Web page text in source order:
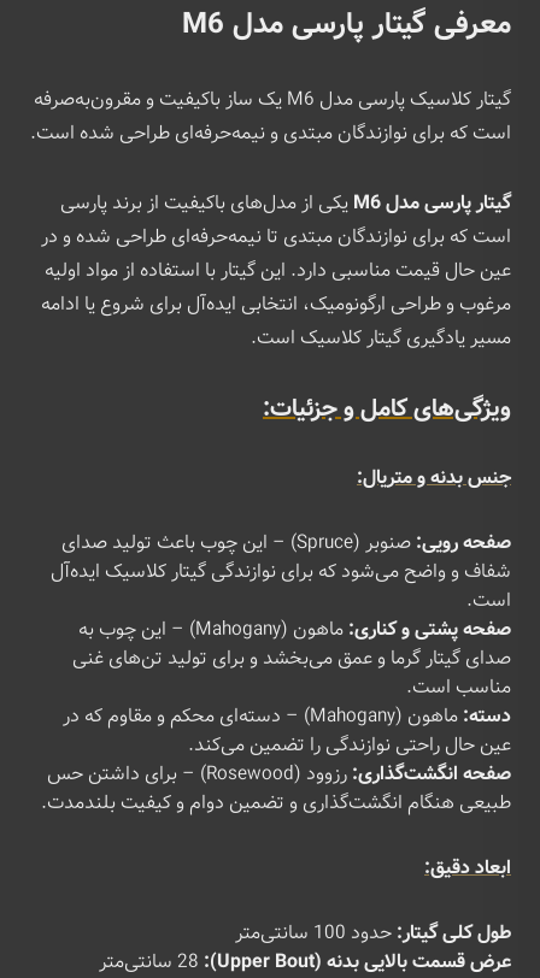
معرفی گیتار پارسی مدل M6
گیتار کلاسیک پارسی مدل M6 یک ساز باکیفیت و مقرون‌به‌صرفه
است که برای نوازندگان مبتدی و نیمه‌حرفه‌ای طراحی شده است.
گیتار پارسی مدل M6
یکی از مدل‌های باکیفیت از برند پارسی
است که برای نوازندگان مبتدی تا نیمه‌حرفه‌ای طراحی شده و در
عین حال قیمت مناسبی دارد. این گیتار با استفاده از مواد اولیه
مرغوب و طراحی ارگونومیک، انتخابی ایده‌آل برای شروع یا ادامه
مسیر یادگیری گیتار کلاسیک است.
ویژگی‌های کامل و جزئیات:
جنس بدنه و متریال:
صفحه رویی:
صنوبر (Spruce) – این چوب باعث تولید صدای
شفاف و واضح می‌شود که برای نوازندگی گیتار کلاسیک ایده‌آل
است.
صفحه پشتی و کناری:
ماهون (Mahogany) – این چوب به
صدای گیتار گرما و عمق می‌بخشد و برای تولید تن‌های غنی
مناسب است.
دسته:
ماهون (Mahogany) – دسته‌ای محکم و مقاوم که در
عین حال راحتی نوازندگی را تضمین می‌کند.
صفحه انگشت‌گذاری:
رزوود (Rosewood) – برای داشتن حس
طبیعی هنگام انگشت‌گذاری و تضمین دوام و کیفیت بلندمدت.
ابعاد دقیق:
طول کلی گیتار: حدود 100 سانتی‌متر
عرض قسمت بالایی بدنه (Upper Bout):